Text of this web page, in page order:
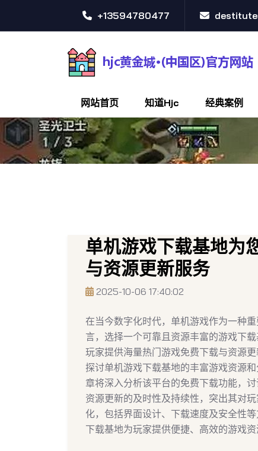
+13594780477
网站首页 知道hjc 经典案例
单机游戏下载基地为
与资源更新服务
2025-10-06 17:40:02
在当今数字化时代，单机游戏作为一种
言，选择一个可靠且资源丰富的游戏下
玩家提供海量热门游戏免费下载与资源
探讨单机游戏下载基地的丰富游戏资源
章将深入分析该平台的免费下载功能，
资源更新的及时性及持续性，突出其对
化，包括界面设计、下载速度及安全性
下载基地为玩家提供便捷、高效的游戏资